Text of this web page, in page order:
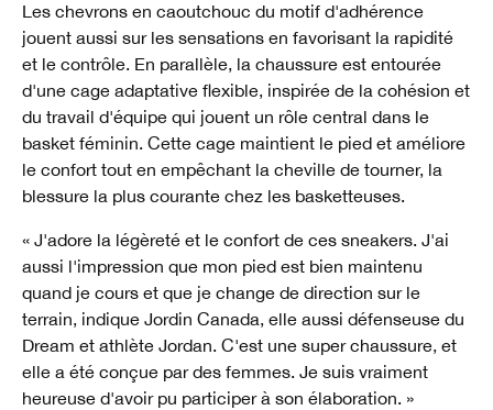
Les chevrons en caoutchouc du motif d'adhérence
jouent aussi sur les sensations en favorisant la rapidité
et le contrôle. En parallèle, la chaussure est entourée
d'une cage adaptative flexible, inspirée de la cohésion et
du travail d'équipe qui jouent un rôle central dans le
basket féminin. Cette cage maintient le pied et améliore
le confort tout en empêchant la cheville de tourner, la
blessure la plus courante chez les basketteuses.
« J'adore la légèreté et le confort de ces sneakers. J'ai
aussi l'impression que mon pied est bien maintenu
quand je cours et que je change de direction sur le
terrain, indique Jordin Canada, elle aussi défenseuse du
Dream et athlète Jordan. C'est une super chaussure, et
elle a été conçue par des femmes. Je suis vraiment
heureuse d'avoir pu participer à son élaboration. »